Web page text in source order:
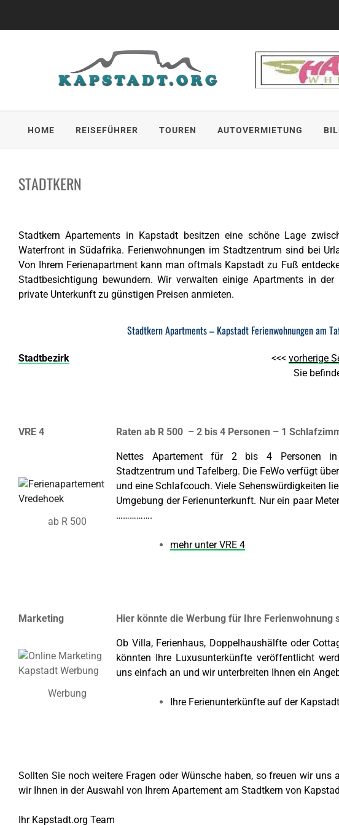
HOME REISEFÜHRER TOUREN AUTOVERMIETUNG
STADTKERN
Stadtkern Apartements in Kapstadt besitzen eine schöne Lage
Waterfront in Südafrika. Ferienwohnungen im Stadtzentrum sind bei
Von Ihrem Ferienapartment kann man oftmals Kapstadt zu Fuß
Stadtbesichtigung bewundern. Wir verwalten einige Apartments in
private Unterkunft zu günstigen Preisen anmieten.
Stadtkern Apartments – Kapstadt Ferienwohnungen am
Stadtbezirk <<< vorherige
Sie
VRE 4 Raten ab R 500 – 2 bis 4 Personen – 1
ab R 500
Nettes Apartement für 2 bis 4 Personen
Stadtzentrum und Tafelberg. Die FeWo verfügt
und eine Schlafcouch. Viele Sehenswürdigkeiten
Umgebung der Ferienunterkunft. Nur ein paar
…………….
mehr unter VRE 4
Marketing Hier könnte die Werbung für Ihre Ferienwohnung
Werbung
Ob Villa, Ferienhaus, Doppelhaushälfte oder
könnten Ihre Luxusunterkünfte veröffentlicht
uns einfach an und wir unterbreiten Ihnen ein
Ihre Ferienunterkünfte auf der
Sollten Sie noch weitere Fragen oder Wünsche haben, so freuen wir uns
wir Ihnen in der Auswahl von Ihrem Apartement am Stadtkern von
Ihr Kapstadt.org Team